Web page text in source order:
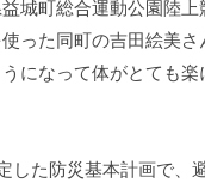
城町総合運動公園陸
った同町の吉田絵美さ
うになって体がとても
した防災基本計画で、